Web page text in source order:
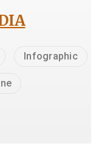
Infographic